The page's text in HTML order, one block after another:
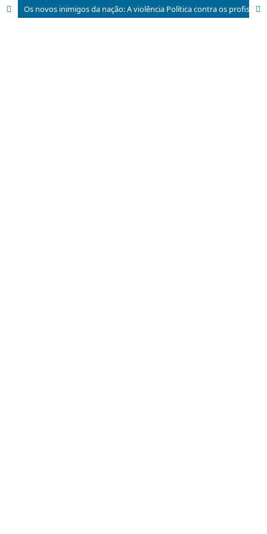
Os novos inimigos da nação: A violência Política contra os profissionais da educação brasileira